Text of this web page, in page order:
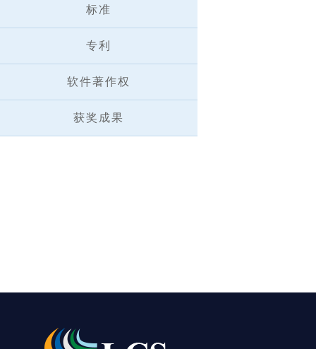
标准
专利
软件著作权
获奖成果